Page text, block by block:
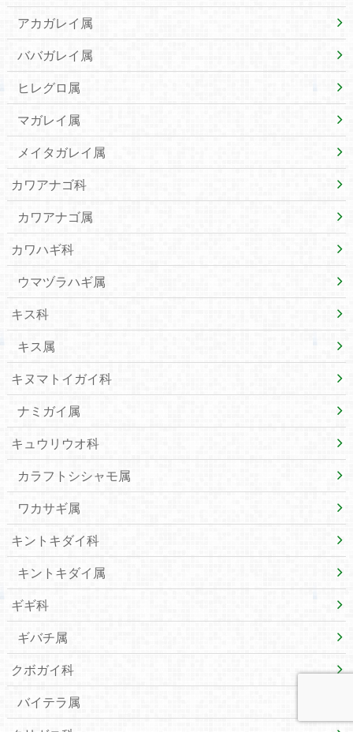
アカガレイ属
ババガレイ属
ヒレグロ属
マガレイ属
メイタガレイ属
カワアナゴ科
カワアナゴ属
カワハギ科
ウマヅラハギ属
キス科
キス属
キヌマトイガイ科
ナミガイ属
キュウリウオ科
カラフトシシャモ属
ワカサギ属
キントキダイ科
キントキダイ属
ギギ科
ギバチ属
クボガイ科
バイテラ属